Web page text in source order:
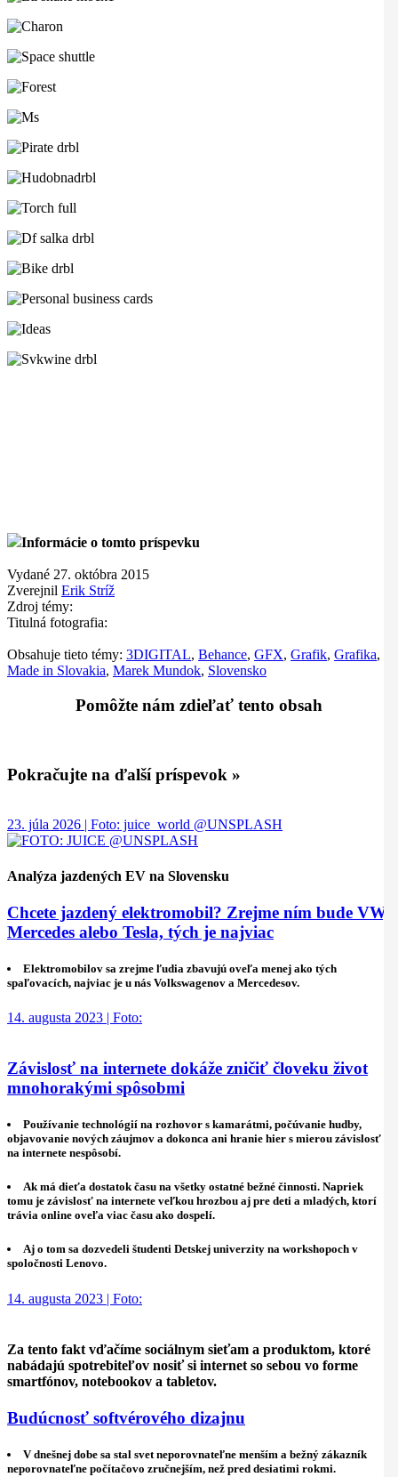
Informácie o tomto príspevku
Vydané 27. októbra 2015
Zverejnil Erik Stríž
Zdroj témy:
Titulná fotografia:
Obsahuje tieto témy: 3DIGITAL, Behance, GFX, Grafik, Grafika,
Made in Slovakia, Marek Mundok, Slovensko
Pomôžte nám zdieľať tento obsah
Pokračujte na ďalší príspevok »
23. júla 2026 | Foto: juice_world @UNSPLASH
Analýza jazdených EV na Slovensku
Chcete jazdený elektromobil? Zrejme ním bude VW,
Mercedes alebo Tesla, tých je najviac
Elektromobilov sa zrejme ľudia zbavujú oveľa menej ako tých
spaľovacích, najviac je u nás Volkswagenov a Mercedesov.
14. augusta 2023 | Foto:
Závislosť na internete dokáže zničiť človeku život
mnohorakými spôsobmi
Používanie technológií na rozhovor s kamarátmi, počúvanie hudby,
objavovanie nových záujmov a dokonca ani hranie hier s mierou závislosť
na internete nespôsobí.
Ak má dieťa dostatok času na všetky ostatné bežné činnosti. Napriek
tomu je závislosť na internete veľkou hrozbou aj pre deti a mladých, ktorí
trávia online oveľa viac času ako dospelí.
Aj o tom sa dozvedeli študenti Detskej univerzity na workshopoch v
spoločnosti Lenovo.
14. augusta 2023 | Foto:
Za tento fakt vďačíme sociálnym sieťam a produktom, ktoré
nabádajú spotrebiteľov nosiť si internet so sebou vo forme
smartfónov, notebookov a tabletov.
Budúcnosť softvérového dizajnu
V dnešnej dobe sa stal svet neporovnateľne menším a bežný zákazník
neporovnateľne počítačovo zručnejším, než pred desiatimi rokmi.